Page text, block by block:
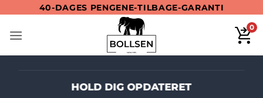
indhold
GRATIS FORSENDELSE
40-DAGES PENGENE-TILBAGE-GARANTI
BETALING MED KLARNA
0
HOLD DIG OPDATERET